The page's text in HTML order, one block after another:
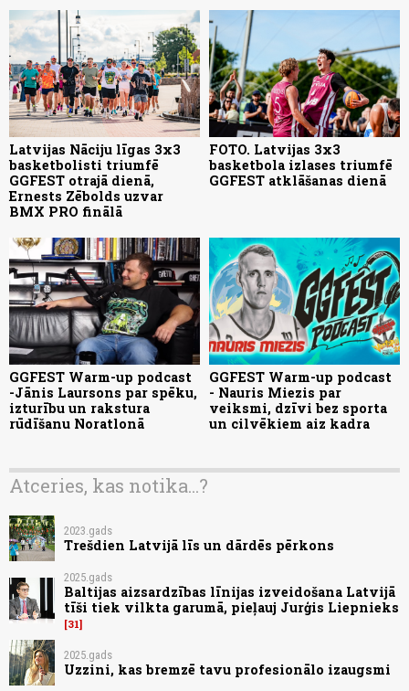
Latvijas Nāciju līgas 3x3
basketbolisti triumfē
GGFEST otrajā dienā,
Ernests Zēbolds uzvar
BMX PRO finālā
FOTO. Latvijas 3x3
basketbola izlases triumfē
GGFEST atklāšanas dienā
GGFEST Warm-up podcast
-Jānis Laursons par spēku,
izturību un rakstura
rūdīšanu Noratlonā
GGFEST Warm-up podcast
- Nauris Miezis par
veiksmi, dzīvi bez sporta
un cilvēkiem aiz kadra
Atceries, kas notika...?
2023.gads
Trešdien Latvijā līs un dārdēs pērkons
2025.gads
Baltijas aizsardzības līnijas izveidošana Latvijā
tīši tiek vilkta garumā, pieļauj Jurģis Liepnieks
31
2025.gads
Uzzini, kas bremzē tavu profesionālo izaugsmi